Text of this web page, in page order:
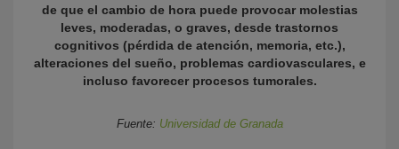
de que el cambio de hora puede provocar molestias
leves, moderadas, o graves, desde trastornos
cognitivos (pérdida de atención, memoria, etc.),
alteraciones del sueño, problemas cardiovasculares, e
incluso favorecer procesos tumorales.
Fuente: Universidad de Granada